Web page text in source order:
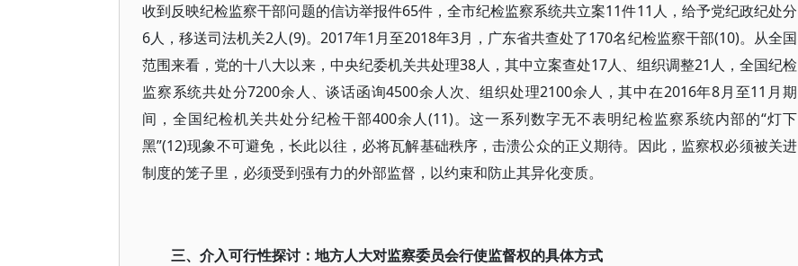
收到反映纪检监察干部问题的信访举报件65件，全市纪检监察系统共立案11件11人，给予党纪政纪处分
6人，移送司法机关2人(9)。2017年1月至2018年3月，广东省共查处了170名纪检监察干部(10)。从全国
范围来看，党的十八大以来，中央纪委机关共处理38人，其中立案查处17人、组织调整21人，全国纪检
监察系统共处分7200余人、谈话函询4500余人次、组织处理2100余人，其中在2016年8月至11月期
间，全国纪检机关共处分纪检干部400余人(11)。这一系列数字无不表明纪检监察系统内部的“灯下
黑”(12)现象不可避免，长此以往，必将瓦解基础秩序，击溃公众的正义期待。因此，监察权必须被关进
制度的笼子里，必须受到强有力的外部监督，以约束和防止其异化变质。
三、介入可行性探讨：地方人大对监察委员会行使监督权的具体方式